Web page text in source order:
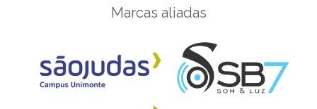
Marcas aliadas